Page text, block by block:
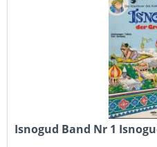
Isnogud Band Nr 1